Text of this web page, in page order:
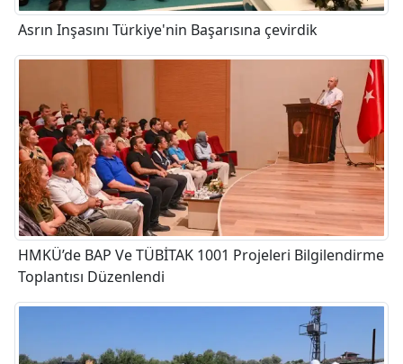
Asrın Inşasını Türkiye'nin Başarısına çevirdik
HMKÜ’de BAP Ve TÜBİTAK 1001 Projeleri Bilgilendirme
Toplantısı Düzenlendi